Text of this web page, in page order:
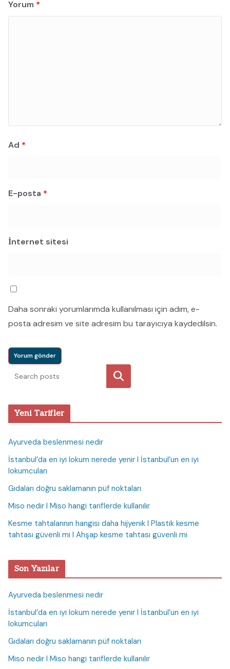
Yorum *
Ad *
E-posta *
İnternet sitesi
Daha sonraki yorumlarımda kullanılması için adım, e-
posta adresim ve site adresim bu tarayıcıya kaydedilsin.
Ara
Yeni Tarifler
Ayurveda beslenmesi nedir
İstanbul’da en iyi lokum nerede yenir I İstanbul’un en iyi
lokumcuları
Gıdaları doğru saklamanın püf noktaları
Miso nedir I Miso hangi tariflerde kullanılır
Kesme tahtalarının hangisi daha hijyenik I Plastik kesme
tahtası güvenli mi I Ahşap kesme tahtası güvenli mi
Son Yazılar
Ayurveda beslenmesi nedir
İstanbul’da en iyi lokum nerede yenir I İstanbul’un en iyi
lokumcuları
Gıdaları doğru saklamanın püf noktaları
Miso nedir I Miso hangi tariflerde kullanılır